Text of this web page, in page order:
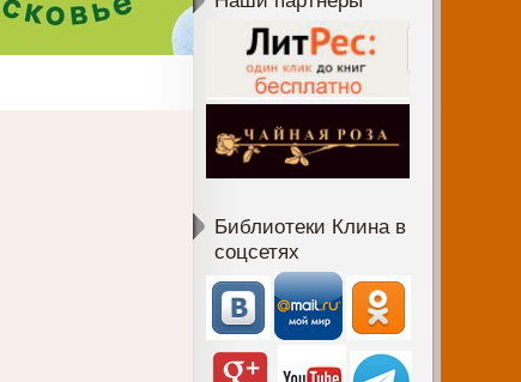
Библиотеки Клина в
соцсетях